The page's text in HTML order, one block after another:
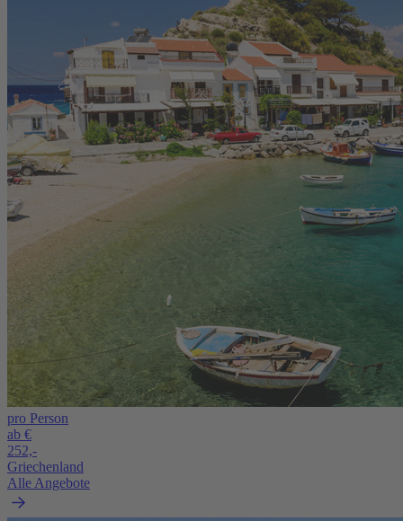
pro Person
ab €
252,-
Griechenland
Alle Angebote